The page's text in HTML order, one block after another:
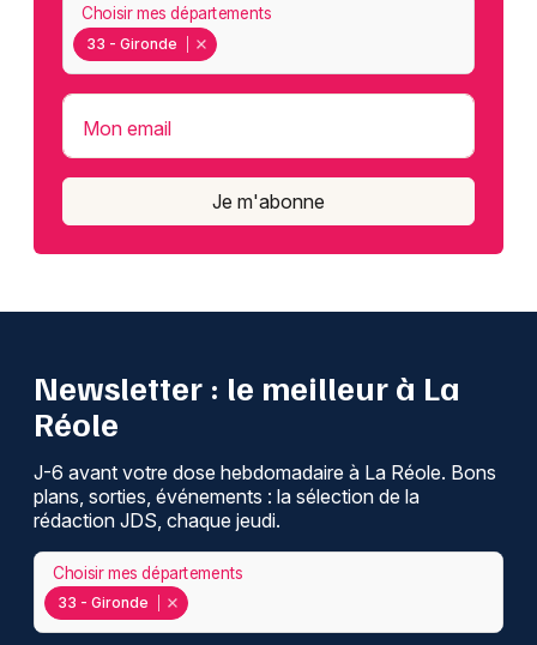
33 - Gironde
Choisir mes départements
Mon email
Je m'abonne
Newsletter : le meilleur à La
Réole
J-6 avant votre dose hebdomadaire à La Réole. Bons
plans, sorties, événements : la sélection de la
rédaction JDS, chaque jeudi.
33 - Gironde
Choisir mes départements